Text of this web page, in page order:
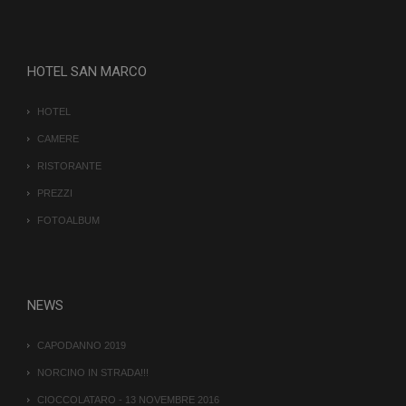
HOTEL SAN MARCO
HOTEL
CAMERE
RISTORANTE
PREZZI
FOTOALBUM
NEWS
CAPODANNO 2019
NORCINO IN STRADA!!!
CIOCCOLATARO - 13 NOVEMBRE 2016